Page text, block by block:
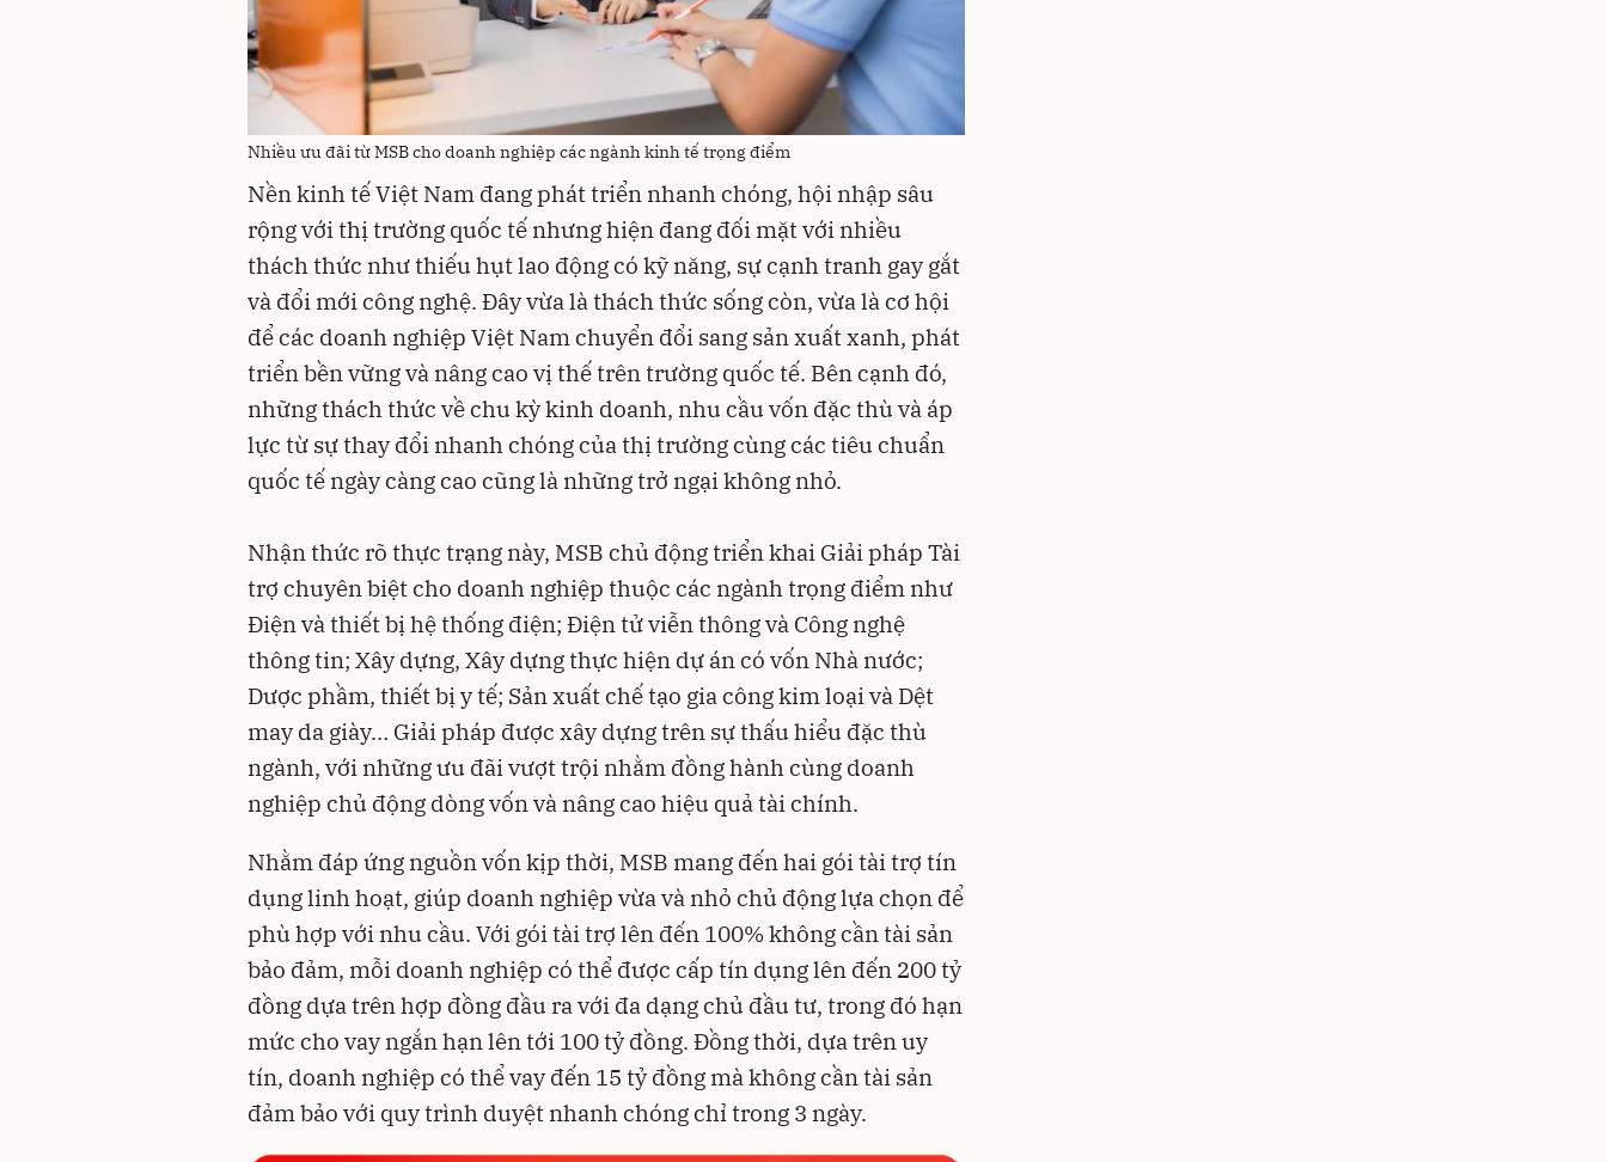
Nhiều ưu đãi từ MSB cho doanh nghiệp các ngành kinh tế trọng điểm
Nền kinh tế Việt Nam đang phát triển nhanh chóng, hội nhập sâu
rộng với thị trường quốc tế nhưng hiện đang đối mặt với nhiều
thách thức như thiếu hụt lao động có kỹ năng, sự cạnh tranh gay gắt
và đổi mới công nghệ. Đây vừa là thách thức sống còn, vừa là cơ hội
để các doanh nghiệp Việt Nam chuyển đổi sang sản xuất xanh, phát
triển bền vững và nâng cao vị thế trên trường quốc tế. Bên cạnh đó,
những thách thức về chu kỳ kinh doanh, nhu cầu vốn đặc thù và áp
lực từ sự thay đổi nhanh chóng của thị trường cùng các tiêu chuẩn
quốc tế ngày càng cao cũng là những trở ngại không nhỏ.
Nhận thức rõ thực trạng này, MSB chủ động triển khai Giải pháp Tài
trợ chuyên biệt cho doanh nghiệp thuộc các ngành trọng điểm như
Điện và thiết bị hệ thống điện; Điện tử viễn thông và Công nghệ
thông tin; Xây dựng, Xây dựng thực hiện dự án có vốn Nhà nước;
Dược phầm, thiết bị y tế; Sản xuất chế tạo gia công kim loại và Dệt
may da giày… Giải pháp được xây dựng trên sự thấu hiểu đặc thù
ngành, với những ưu đãi vượt trội nhằm đồng hành cùng doanh
nghiệp chủ động dòng vốn và nâng cao hiệu quả tài chính.
Nhằm đáp ứng nguồn vốn kịp thời, MSB mang đến hai gói tài trợ tín
dụng linh hoạt, giúp doanh nghiệp vừa và nhỏ chủ động lựa chọn để
phù hợp với nhu cầu. Với gói tài trợ lên đến 100% không cần tài sản
bảo đảm, mỗi doanh nghiệp có thể được cấp tín dụng lên đến 200 tỷ
đồng dựa trên hợp đồng đầu ra với đa dạng chủ đầu tư, trong đó hạn
mức cho vay ngắn hạn lên tới 100 tỷ đồng. Đồng thời, dựa trên uy
tín, doanh nghiệp có thể vay đến 15 tỷ đồng mà không cần tài sản
đảm bảo với quy trình duyệt nhanh chóng chỉ trong 3 ngày.